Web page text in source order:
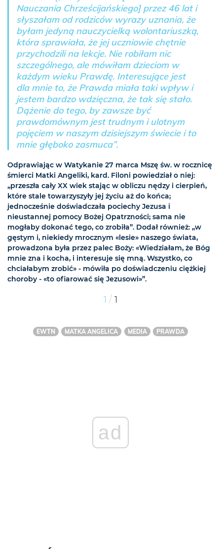
Nauczania Chrześcijańskiego] przez 46 lat i
słyszałam od rodziców wyrazy uznania, że
byłam jedyną nauczycielką wolontariuszką,
która sprawiała, że jej uczniowie chętnie
przychodzili na lekcje. Nie robiłam nic
szczególnego, ale mówiłam dzieciom w
każdym wieku Prawdę. Interesujące jest
dla mnie to, że Prawda miała taki wpływ i
jestem bardzo wdzięczna, że tak się stało.
Dążenie do tego, by zawsze być
prawdomównym jest trudnym i ulotnym
pojęciem w naszym dzisiejszym świecie i to
mnie głęboko zasmuca”.
Odprawiając w Watykanie 27 marca Mszę św. w rocznicę
śmierci Matki Angeliki, kard. Filoni powiedział o niej:
„przeszła cały XX wiek stając w obliczu nędzy i cierpień,
które stale towarzyszyły jej życiu aż do końca;
jednocześnie doświadczała pociechy Jezusa i
nieustannej pomocy Bożej Opatrzności; sama nie
mogłaby dokonać tego, co zrobiła”. Dodał również: „w
gęstym i, niekiedy mrocznym «lesie» naszego świata,
prowadzona była przez palec Boży: «Wiedziałam, że Bóg
mnie zna i kocha, i interesuje się mną. Wszystko, co
chciałabym zrobić» - mówiła po doświadczeniu ciężkiej
choroby - «to ofiarować się Jezusowi»”.
1 / 1
EWTN MATKA ANGELICA MEDIA PRAWDA
ad